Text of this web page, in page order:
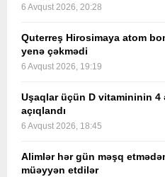
6 Avqust 2026, 20:28
Quterreş Hirosimaya atom
yenə çəkmədi
6 Avqust 2026, 19:19
Uşaqlar üçün D vitamininin 4
açıqlandı
6 Avqust 2026, 18:45
Alimlər hər gün məşq
müəyyən etdilər